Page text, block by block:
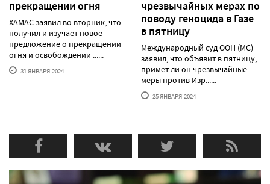
прекращении огня
ХАМАС заявил во вторник, что
получил и изучает новое
предложение о прекращении
огня и освобождении ......
31 ЯНВАРЯ'2024
чрезвычайных мерах по
поводу геноцида в Газе
в пятницу
Международный суд ООН (МС)
заявил, что объявит в пятницу,
примет ли он чрезвычайные
меры против Изр......
25 ЯНВАРЯ'2024